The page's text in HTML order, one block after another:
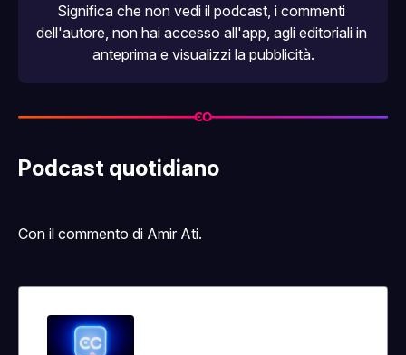
Significa che non vedi il podcast, i commenti
dell'autore, non hai accesso all'app , agli editoriali in
anteprima e visualizzi la pubblicità.
Podcast quotidiano
Con il commento di Amir Ati.